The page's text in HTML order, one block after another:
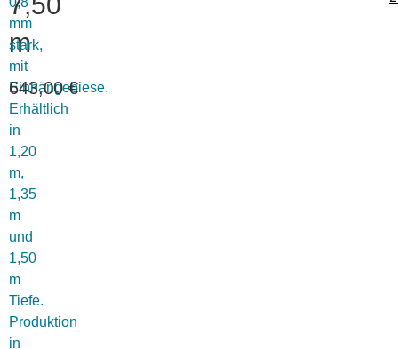
m
mm
stark,
mit
Einhängebiese.
Erhältlich
in
1,20
m,
1,35
m
und
1,50
m
Tiefe.
Produktion
in
643,00€